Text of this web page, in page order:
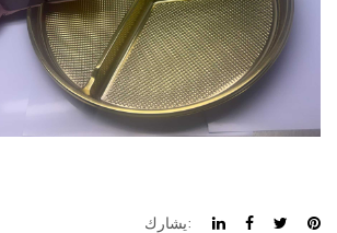
يشارك: